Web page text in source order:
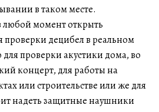
в таком месте.
любой момент открыть
проверки децибел в реальном
проверки акустики дома, во
концерт, для работы на
или строительстве или же для
надеть защитные наушники